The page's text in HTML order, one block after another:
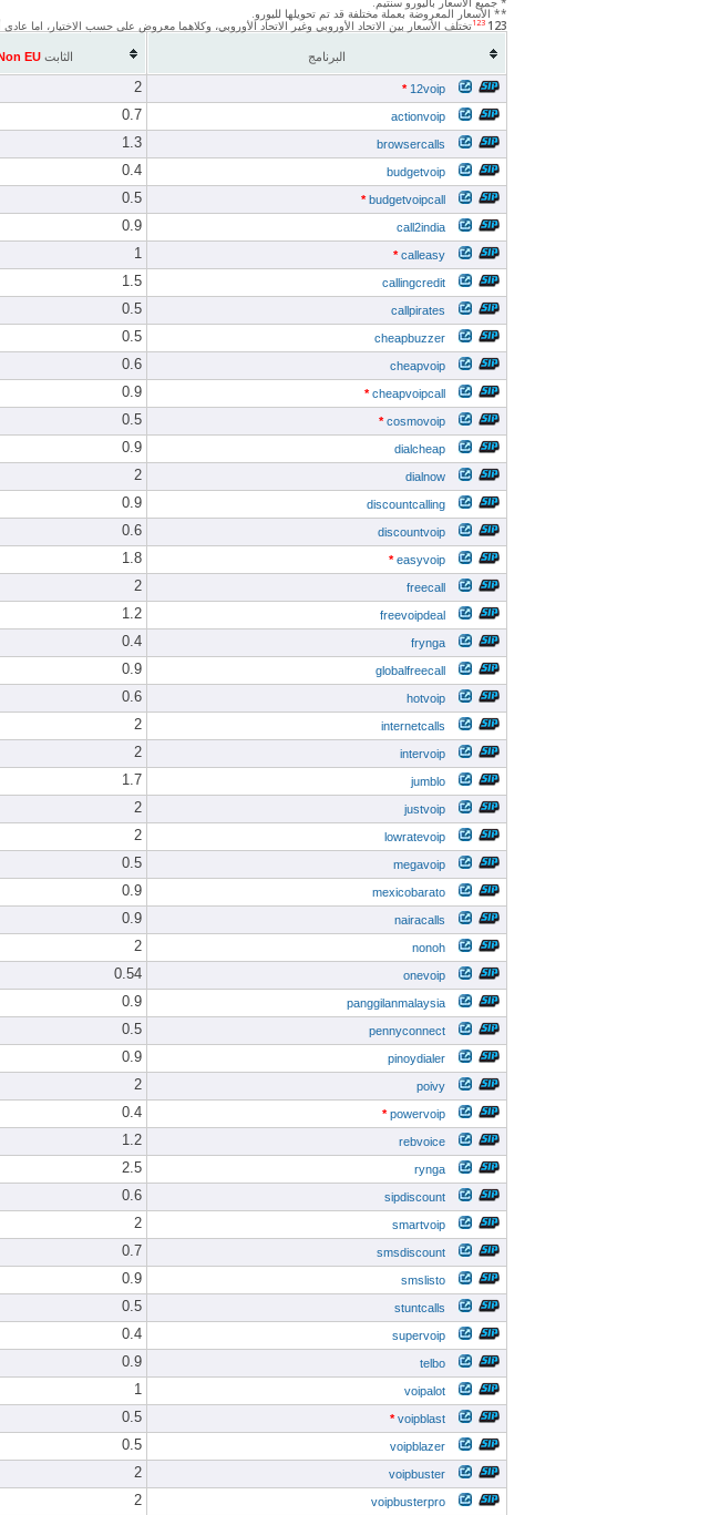
** الأسعار المعروضة بعملة مختلفة قد تم تحويلها لليورو.
123
123تختلف الأسعار بين الاتحاد الأوروبي وغير الاتحاد الأوروبي، وكلاهما معروض على حسب الاختيار، اما عادى
البرنامج الثابت
12voip
*
2
actionvoip
0.7
browsercalls
1.3
budgetvoip
0.4
budgetvoipcall
*
0.5
call2india
0.9
calleasy
*
1
callingcredit
1.5
callpirates
0.5
cheapbuzzer
0.5
cheapvoip
0.6
cheapvoipcall
*
0.9
cosmovoip
*
0.5
dialcheap
0.9
dialnow
2
discountcalling
0.9
discountvoip
0.6
easyvoip
*
1.8
freecall
2
freevoipdeal
1.2
frynga
0.4
globalfreecall
0.9
hotvoip
0.6
internetcalls
2
intervoip
2
jumblo
1.7
justvoip
2
lowratevoip
2
megavoip
0.5
mexicobarato
0.9
nairacalls
0.9
nonoh
2
onevoip
0.54
panggilanmalaysia
0.9
pennyconnect
0.5
pinoydialer
0.9
poivy
2
powervoip
*
0.4
rebvoice
1.2
rynga
2.5
sipdiscount
0.6
smartvoip
2
smsdiscount
0.7
smslisto
0.9
stuntcalls
0.5
supervoip
0.4
telbo
0.9
voipalot
1
voipblast
*
0.5
voipblazer
0.5
voipbuster
2
voipbusterpro
2